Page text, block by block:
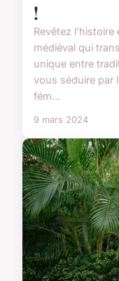
!
Revêtez
médiéval qui
unique entre
vous séduire par
fém...
9 mars 2024